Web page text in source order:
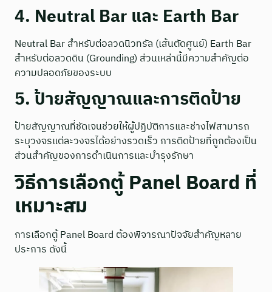
4. Neutral Bar และ Earth Bar
Neutral Bar สำหรับต่อลวดนิวทรัล (เส้นตัดศูนย์) Earth Bar
สำหรับต่อลวดดิน (Grounding) ส่วนเหล่านี้มีความสำคัญต่อ
ความปลอดภัยของระบบ
5. ป้ายสัญญาณและการติดป้าย
ป้ายสัญญาณที่ชัดเจนช่วยให้ผู้ปฏิบัติการและช่างไฟสามารถ
ระบุวงจรแต่ละวงจรได้อย่างรวดเร็ว การติดป้ายที่ถูกต้องเป็น
ส่วนสำคัญของการดำเนินการและบำรุงรักษา
วิธีการเลือกตู้ Panel Board ที่
เหมาะสม
การเลือกตู้ Panel Board ต้องพิจารณาปัจจัยสำคัญหลาย
ประการ ดังนี้